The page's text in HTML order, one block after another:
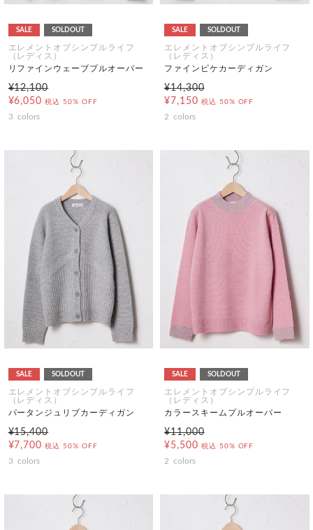
SALE SOLDOUT
エレメントオブシンプルライフ
（レディス）
リファインウェーブプルオーバー
¥12,100
¥6,050 税込 50% OFF
3 colors
SALE SOLDOUT
エレメントオブシンプルライフ
（レディス）
ファインピケカーディガン
¥14,300
¥7,150 税込 50% OFF
2 colors
SALE SOLDOUT
エレメントオブシンプルライフ
（レディス）
パータンジュリブカーディガン
¥15,400
¥7,700 税込 50% OFF
3 colors
SALE SOLDOUT
エレメントオブシンプルライフ
（レディス）
カラースキームプルオーバー
¥11,000
¥5,500 税込 50% OFF
2 colors